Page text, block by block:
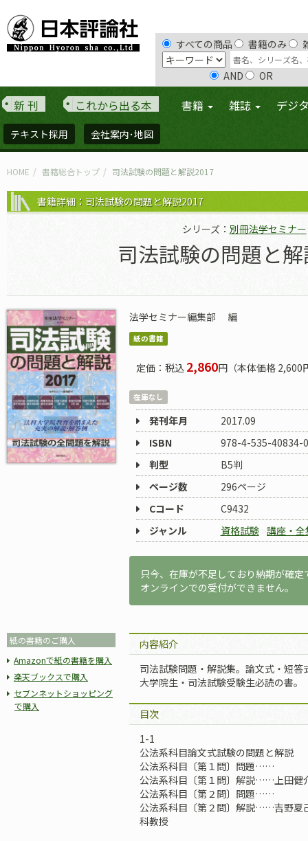
すべての商品 書籍のみ
AND OR
新 刊 これから出る本 書籍 雑誌 デジ
テキスト採用 会社案内･地図
HOME 書籍総合トップ 司法試験の問題と解説2017
書籍詳細：司法試験の問題と解説2017
シリーズ： 別冊法学セミナー
司法試験の問題と
法学セミナー編集部 編
紙の書籍
定価：税込 2,860円（本体価格 2,600
在庫なし
発刊年月
2017.09
ISBN
978-4-535-40834-0
判型
B5判
ページ数
296ページ
Cコード
C9432
ジャンル
資格試験 講座・
只今、在庫が不足しており納期が確定
オンラインでの受付ができません。
紙の書籍のご購入
Amazonで紙の書籍を購入
楽天ブックスで購入
セブンネットショッピング
で購入
内容紹介
司法試験問題・解説集。論文式・短
大学院生・司法試験受験生必読の書。
目次
1-1
公法系科目論文式試験の問題と解説
公法系科目〔第１問〕問題……
公法系科目〔第１問〕解説……上田
公法系科目〔第２問〕問題……
公法系科目〔第２問〕解説……吉野
科教授